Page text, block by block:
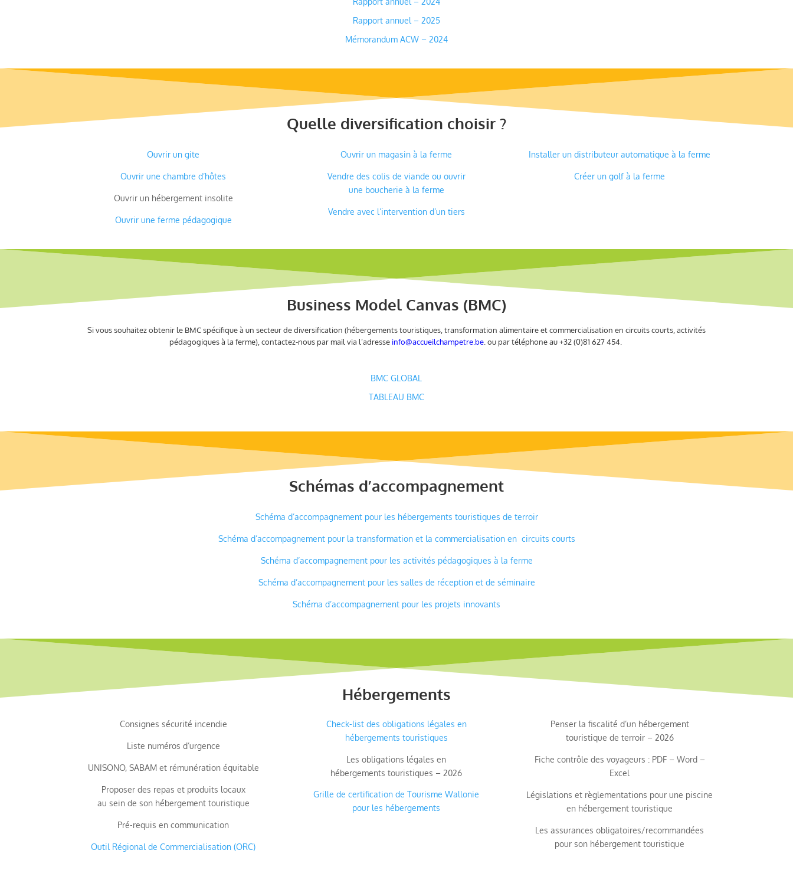
Rapport annuel – 2025
Mémorandum ACW – 2024
Quelle diversification choisir ?
Ouvrir un gite
Ouvrir une chambre d’hôtes
Ouvrir un hébergement insolite
Ouvrir une ferme pédagogique
Ouvrir un magasin à la ferme
Vendre des colis de viande ou ouvrir
une boucherie à la ferme
Vendre avec l’intervention d’un tiers
Installer un distributeur automatique à la ferme
Créer un golf à la ferme
Business Model Canvas (BMC)
Si vous souhaitez obtenir le BMC spécifique à un secteur de diversification (hébergements touristiques, transformation alimentaire et commercialisation en circuits courts, activités
pédagogiques à la ferme), contactez-nous par mail via l’adresse info@accueilchampetre.be . ou par téléphone au +32 (0)81 627 454.
BMC GLOBAL
TABLEAU BMC
Schémas d’accompagnement
Schéma d’accompagnement pour les hébergements touristiques de terroir
Schéma d’accompagnement pour la transformation et la commercialisation en circuits courts
Schéma d’accompagnement pour les activités pédagogiques à la ferme
Schéma d’accompagnement pour les salles de réception et de séminaire
Schéma d’accompagnement pour les projets innovants
Hébergements
Consignes sécurité incendie
Liste numéros d’urgence
UNISONO, SABAM et rémunération équitable
Proposer des repas et produits locaux
au sein de son hébergement touristique
Pré-requis en communication
Outil Régional de Commercialisation (ORC)
Check-list des obligations légales en
hébergements touristiques
Les obligations légales en
hébergements touristiques – 2026
Grille de certification de Tourisme Wallonie
pour les hébergements
Penser la fiscalité d’un hébergement
touristique de terroir – 2026
Fiche contrôle des voyageurs : PDF – Word –
Excel
Législations et règlementations pour une piscine
en hébergement touristique
Les assurances obligatoires/recommandées
pour son hébergement touristique